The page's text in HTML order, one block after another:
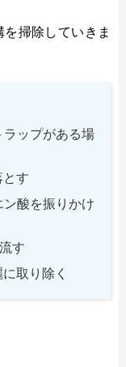
掃除していきま
ップがある場
す
酸を振りかけ
す
取り除く